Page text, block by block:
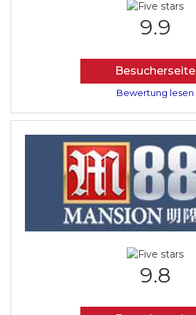
9.9
Besucherseite
Bewertung lesen
9.8